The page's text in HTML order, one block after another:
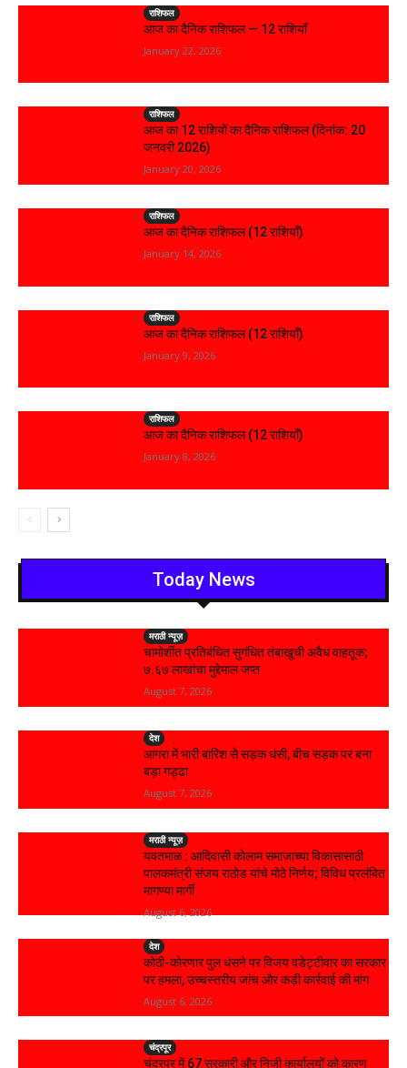
राशिफल
आज का दैनिक राशिफल — 12 राशियाँ
January 22, 2026
राशिफल
आज का 12 राशियों का दैनिक राशिफल (दिनांक: 20
जनवरी 2026)
January 20, 2026
राशिफल
आज का दैनिक राशिफल (12 राशियाँ)
January 14, 2026
राशिफल
आज का दैनिक राशिफल (12 राशियाँ)
January 9, 2026
राशिफल
आज का दैनिक राशिफल (12 राशियाँ)
January 8, 2026
Today News
मराठी न्यूज़
चामोर्शीत प्रतिबंधित सुगंधित तंबाखूची अवैध वाहतूक;
₹७.६७ लाखांचा मुद्देमाल जप्त
August 7, 2026
देश
आगरा में भारी बारिश से सड़क धंसी, बीच सड़क पर बना
बड़ा गड्ढा
August 7, 2026
मराठी न्यूज़
यवतमाळ : आदिवासी कोलाम समाजाच्या विकासासाठी
पालकमंत्री संजय राठोड यांचे मोठे निर्णय; विविध प्रलंबित
मागण्या मार्गी
August 6, 2026
देश
कोठी-कोरणार पुल धंसने पर विजय वडेट्टीवार का सरकार
पर हमला, उच्चस्तरीय जांच और कड़ी कार्रवाई की मांग
August 6, 2026
चंद्रपूर
चंद्रपुर में 67 सरकारी और निजी कार्यालयों को कारण